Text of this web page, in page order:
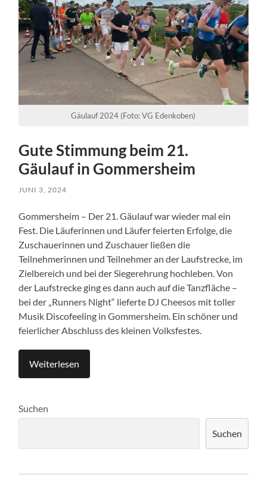
Gäulauf 2024 (Foto: VG Edenkoben)
Gute Stimmung beim 21.
Gäulauf in Gommersheim
JUNI 3, 2024
Gommersheim – Der 21. Gäulauf war wieder mal ein
Fest. Die Läuferinnen und Läufer feierten Erfolge, die
Zuschauerinnen und Zuschauer ließen die
Teilnehmerinnen und Teilnehmer an der Laufstrecke, im
Zielbereich und bei der Siegerehrung hochleben. Von
der Laufstrecke ging es dann auch auf die Tanzfläche –
bei der „Runners Night“ lieferte DJ Cheesos mit toller
Musik Discofeeling in Gommersheim. Ein schöner und
feierlicher Abschluss des kleinen Volksfestes.
Weiterlesen
Suchen
Suchen